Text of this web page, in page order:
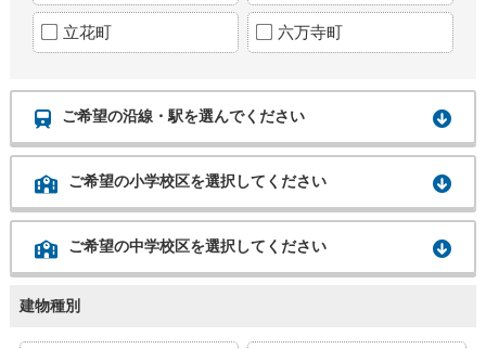
立花町 六万寺町
ご希望の沿線・駅を選んでください
ご希望の小学校区を選択してください
ご希望の中学校区を選択してください
建物種別